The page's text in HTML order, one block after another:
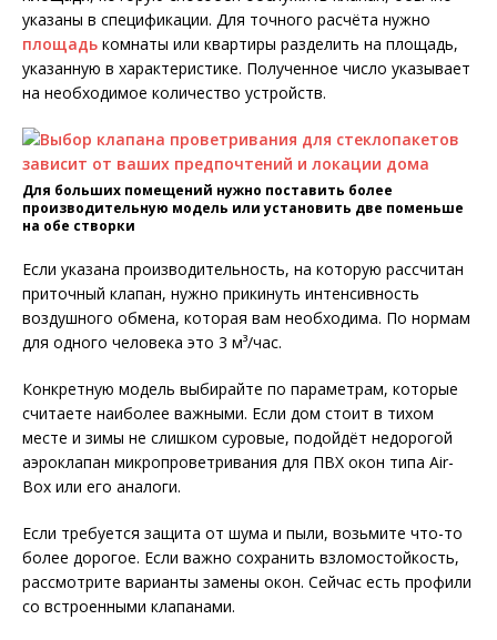
указаны в спецификации. Для точного расчёта нужно
площадь комнаты или квартиры разделить на площадь,
указанную в характеристике. Полученное число указывает
на необходимое количество устройств.
Для больших помещений нужно поставить более
производительную модель или установить две поменьше
на обе створки
Если указана производительность, на которую рассчитан
приточный клапан, нужно прикинуть интенсивность
воздушного обмена, которая вам необходима. По нормам
для одного человека это 3 м³/час.
Конкретную модель выбирайте по параметрам, которые
считаете наиболее важными. Если дом стоит в тихом
месте и зимы не слишком суровые, подойдёт недорогой
аэроклапан микропроветривания для ПВХ окон типа Air-
Box или его аналоги.
Если требуется защита от шума и пыли, возьмите что-то
более дорогое. Если важно сохранить взломостойкость,
рассмотрите варианты замены окон. Сейчас есть профили
со встроенными клапанами.